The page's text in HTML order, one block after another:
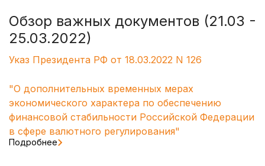
Обзор важных документов (21.03 -
25.03.2022)
Указ Президента РФ от 18.03.2022 N 126
"О дополнительных временных мерах
экономического характера по обеспечению
финансовой стабильности Российской Федерации
в сфере валютного регулирования"
Подробнее